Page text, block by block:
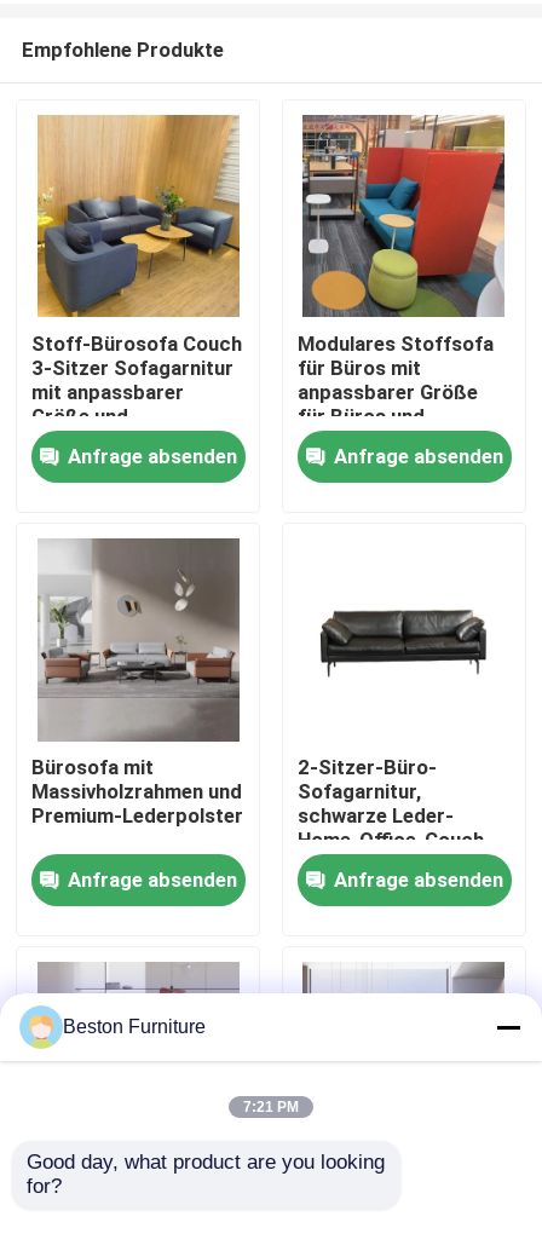
Produkte
Über uns
Werksbesichtigung
Qualitätskontrolle
Nachrichten
Blog
Empfohlene Produkte
Stoff-Bürosofa Couch
3-Sitzer Sofagarnitur
mit anpassbarer
Größe und
Massivholzrahmen
Anfrage absenden
Modulares Stoffsofa
für Büros mit
anpassbarer Größe
für Büros und
Wohnzimmer
Anfrage absenden
Bürosofa mit
Massivholzrahmen und
Premium-Lederpolster
Anfrage absenden
2-Sitzer-Büro-
Sofagarnitur,
schwarze Leder-
Home-Office-Couch
Anfrage absenden
Maßgeschneidertes
Beston Furniture
7:21 PM
Good day, what product are you looking
for?